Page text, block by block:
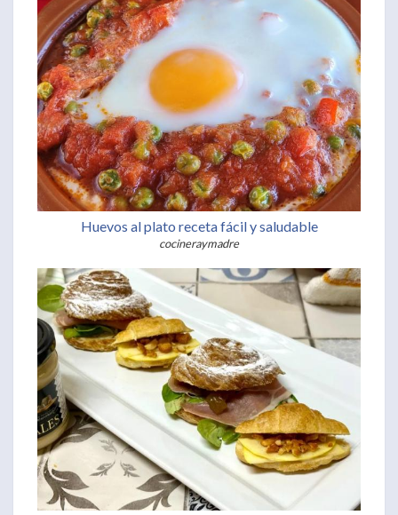
Huevos al plato receta fácil y saludable
cocineraymadre